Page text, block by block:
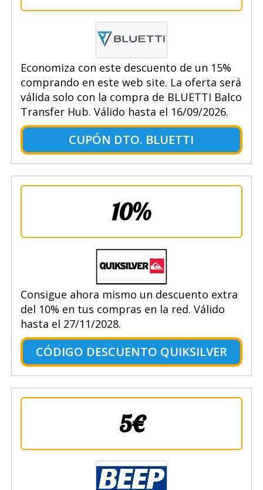
Economiza con este descuento de un 15%
comprando en este web site. La oferta será
válida solo con la compra de BLUETTI Balco
Transfer Hub. Válido hasta el 16/09/2026.
CUPÓN DTO. BLUETTI
10%
Consigue ahora mismo un descuento extra
del 10% en tus compras en la red. Válido
hasta el 27/11/2028.
CÓDIGO DESCUENTO QUIKSILVER
5€